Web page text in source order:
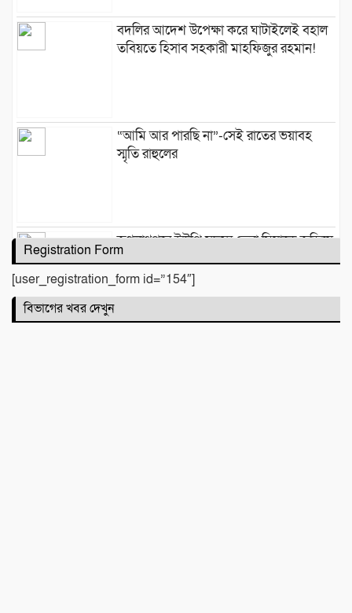
বদলির আদেশ উপেক্ষা করে ঘাটাইলেই বহাল
তবিয়তে হিসাব সহকারী মাহফিজুর রহমান!
“আমি আর পারছি না”-সেই রাতের ভয়াবহ
স্মৃতি রাহুলের
জগন্নাথপুরে ইউপি সদস্য তেরা মিয়াকে জড়িয়ে
অপপ্রচার, এলাকাবাসীর মানববন্ধন
Registration Form
[user_registration_form id=”154″]
বিভাগের খবর দেখুন